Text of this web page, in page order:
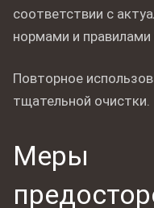
соответствии с
нормами и
Повторное
тщательной очистки.
Меры